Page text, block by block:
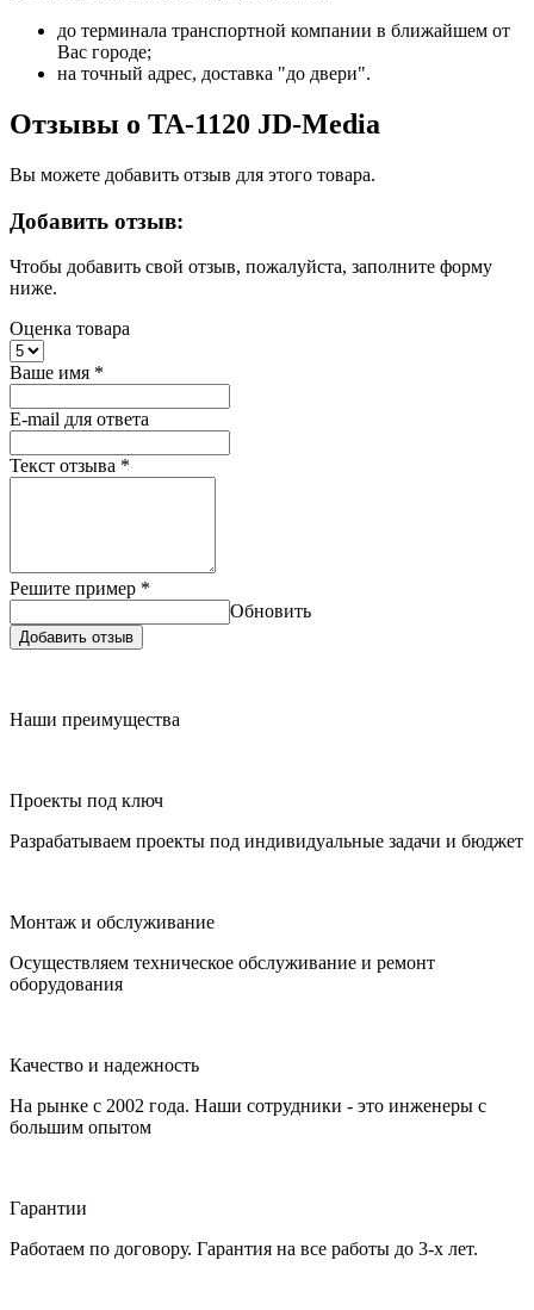
до терминала транспортной компании в ближайшем от
Вас городе;
на точный адрес, доставка "до двери".
Отзывы о TA-1120 JD-Media
Вы можете добавить отзыв для этого товара.
Добавить отзыв:
Чтобы добавить свой отзыв, пожалуйста, заполните форму
ниже.
Оценка товара
Ваше имя *
E-mail для ответа
Текст отзыва *
Решите пример *
Обновить
Добавить отзыв
Наши преимущества
Проекты под ключ
Разрабатываем проекты под индивидуальные задачи и бюджет
Монтаж и обслуживание
Осуществляем техническое обслуживание и ремонт
оборудования
Качество и надежность
На рынке с 2002 года. Наши сотрудники - это инженеры с
большим опытом
Гарантии
Работаем по договору. Гарантия на все работы до 3-х лет.